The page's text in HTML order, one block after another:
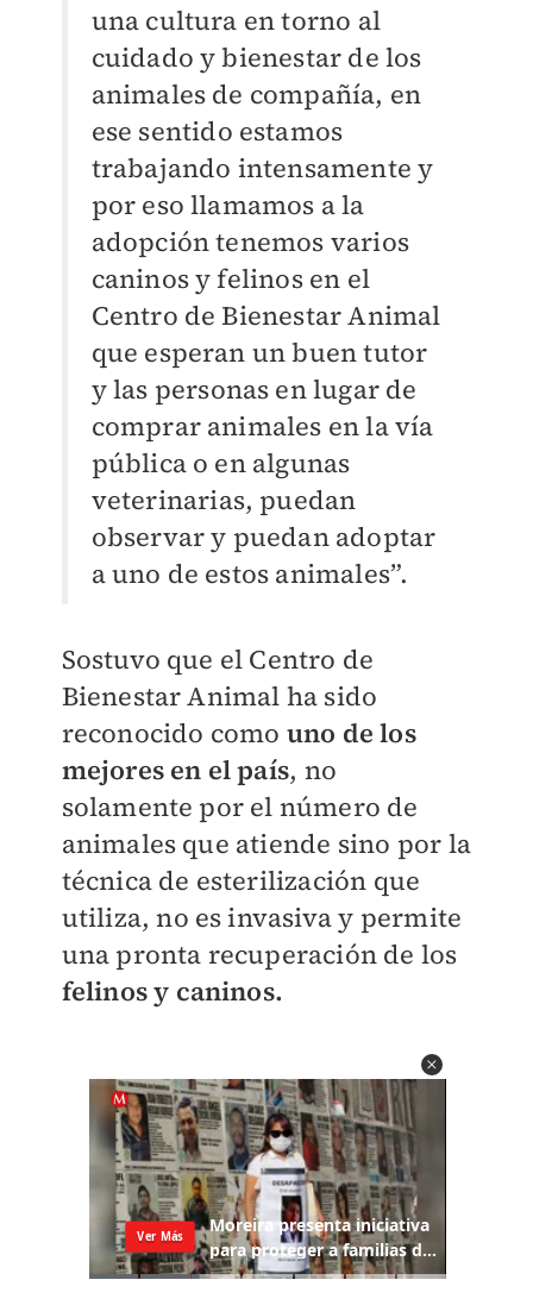
una cultura en torno al
cuidado y bienestar de los
animales de compañía, en
ese sentido estamos
trabajando intensamente y
por eso llamamos a la
adopción tenemos varios
caninos y felinos en el
Centro de Bienestar Animal
que esperan un buen tutor
y las personas en lugar de
comprar animales en la vía
pública o en algunas
veterinarias, puedan
observar y puedan adoptar
a uno de estos animales”.
Sostuvo que el Centro de
Bienestar Animal ha sido
reconocido como uno de los
mejores en el país, no
solamente por el número de
animales que atiende sino por la
técnica de esterilización que
utiliza, no es invasiva y permite
una pronta recuperación de los
felinos y caninos.